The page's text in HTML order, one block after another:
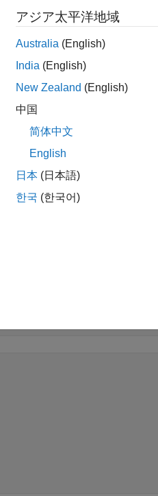
る方法の詳細については、
Coder)を参照してくだ
変換
トタイプ作成を迅速に行い、
属性 (データ型など) を指定す
置き換えるモデルを指定しま
アジア太平洋地域
Australia (English)
India (English)
New Zealand (English)
中国
简体中文
English
日本 (日本語)
한국 (한국어)